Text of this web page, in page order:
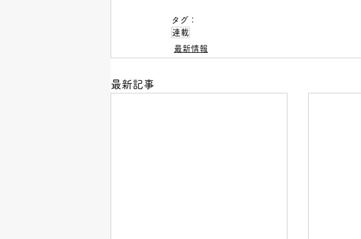
タグ：
連載
最新情報
最新記事